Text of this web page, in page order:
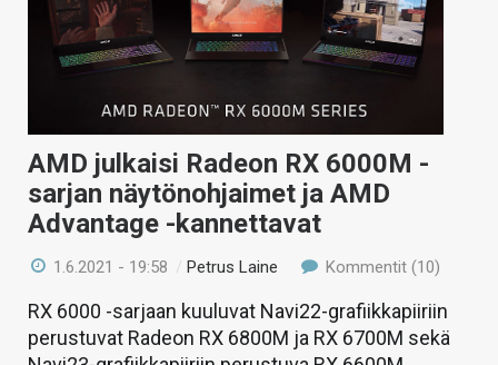
AMD julkaisi Radeon RX 6000M -
sarjan näytönohjaimet ja AMD
Advantage -kannettavat
1.6.2021 - 19:58 /Petrus Laine Kommentit (10)
RX 6000 -sarjaan kuuluvat Navi22-grafiikkapiiriin
perustuvat Radeon RX 6800M ja RX 6700M sekä